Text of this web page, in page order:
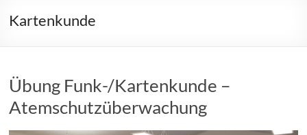
Kartenkunde
Übung Funk-/Kartenkunde –
Atemschutzüberwachung